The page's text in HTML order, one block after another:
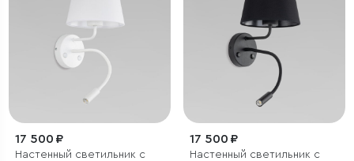
17 500 ₽
Настенный светильник с
17 500 ₽
Настенный светильник с